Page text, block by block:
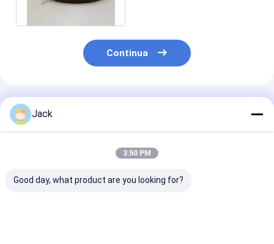
Continua
Prodotti Raccomandati
Jack
3:50 PM
Good day, what product are you looking for?